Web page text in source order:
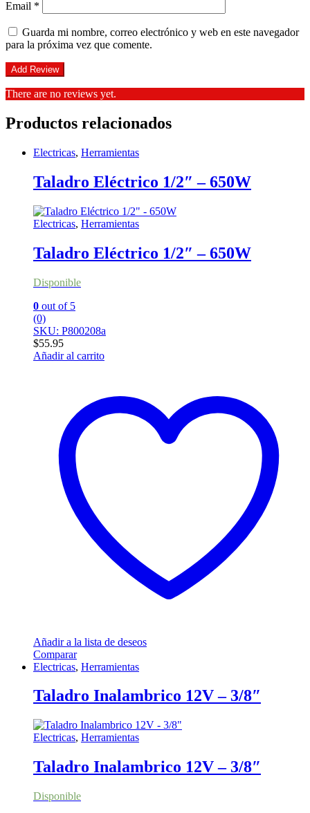
Email *
Guarda mi nombre, correo electrónico y web en este navegador
para la próxima vez que comente.
There are no reviews yet.
Productos relacionados
Electricas, Herramientas
Taladro Eléctrico 1/2″ – 650W
Electricas, Herramientas
Taladro Eléctrico 1/2″ – 650W
Disponible
0 out of 5
(0)
SKU: P800208a
$55.95
Añadir al carrito
Añadir a la lista de deseos
Comparar
Electricas, Herramientas
Taladro Inalambrico 12V – 3/8″
Electricas, Herramientas
Taladro Inalambrico 12V – 3/8″
Disponible